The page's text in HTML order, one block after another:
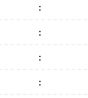
:
:
:
: